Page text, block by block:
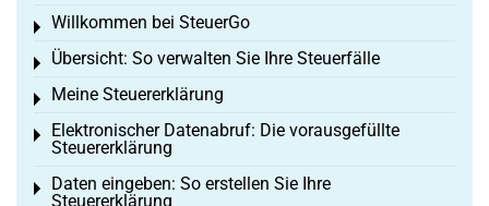
Willkommen bei SteuerGo
Toggle menu
Übersicht: So verwalten Sie Ihre Steuerfälle
Toggle menu
Meine Steuererklärung
Toggle menu
Elektronischer Datenabruf: Die vorausgefüllte
Steuererklärung
Toggle menu
Daten eingeben: So erstellen Sie Ihre
Steuererklärung
Toggle menu